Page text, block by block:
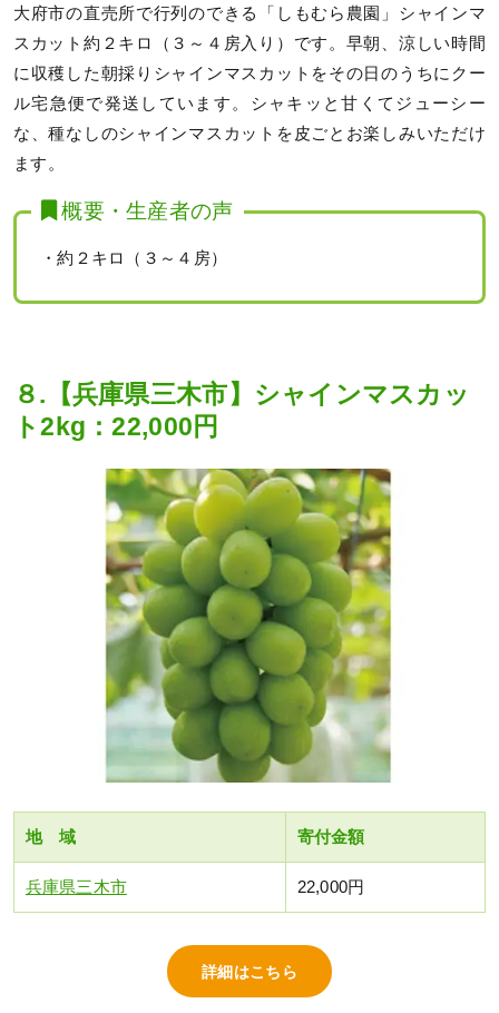
大府市の直売所で行列のできる「しもむら農園」シャインマ
スカット約２キロ（３～４房入り）です。早朝、涼しい時間
に収穫した朝採りシャインマスカットをその日のうちにクー
ル宅急便で発送しています。シャキッと甘くてジューシー
な、種なしのシャインマスカットを皮ごとお楽しみいただけ
ます。
概要・生産者の声
・約２キロ（３～４房）
８.【兵庫県三木市】シャインマスカッ
ト2kg：22,000円
地 域 寄付金額
兵庫県三木市 22,000円
詳細はこちら